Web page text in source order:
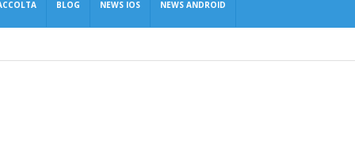
BLOG NEWS IOS NEWS ANDROID